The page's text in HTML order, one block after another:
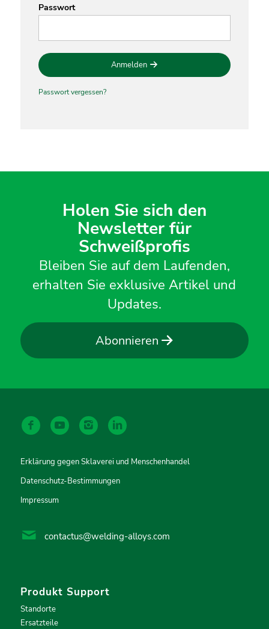
Passwort
Anmelden
Passwort vergessen?
Holen Sie sich den
Newsletter für
Schweißprofis
Bleiben Sie auf dem Laufenden,
erhalten Sie exklusive Artikel und
Updates.
Abonnieren
Erklärung gegen Sklaverei und Menschenhandel
Datenschutz-Bestimmungen
Impressum
contactus@welding-alloys.com
Produkt Support
Standorte
Ersatzteile